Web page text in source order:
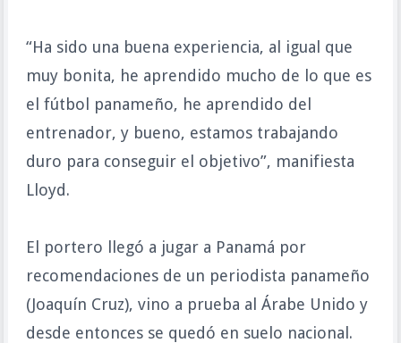
“Ha sido una buena experiencia, al igual que
muy bonita, he aprendido mucho de lo que es
el fútbol panameño, he aprendido del
entrenador, y bueno, estamos trabajando
duro para conseguir el objetivo”, manifiesta
Lloyd.
El portero llegó a jugar a Panamá por
recomendaciones de un periodista panameño
(Joaquín Cruz), vino a prueba al Árabe Unido y
desde entonces se quedó en suelo nacional.